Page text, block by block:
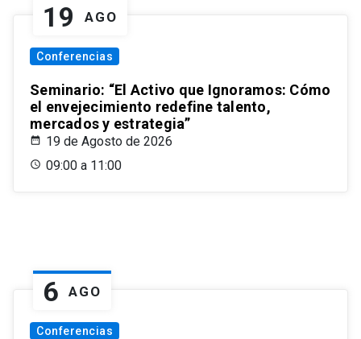
19 AGO
Conferencias
Seminario: “El Activo que Ignoramos: Cómo
el envejecimiento redefine talento,
mercados y estrategia”
19 de Agosto de 2026
09:00 a 11:00
6 AGO
Conferencias